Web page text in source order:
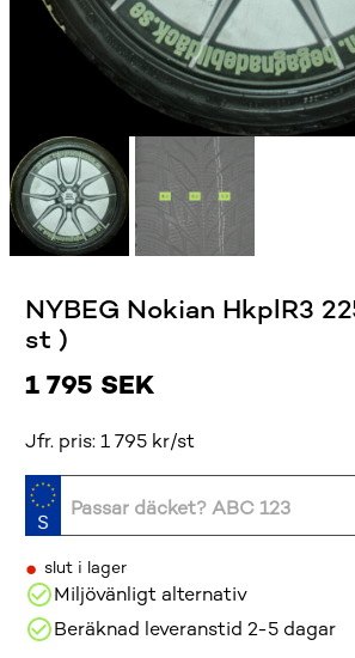
NYBEG Nokian HkplR3
st )
1 795 SEK
Jfr. pris: 1 795 kr/st
• slut i lager
Miljövänligt alternativ
Beräknad leveranstid 2-5 dagar